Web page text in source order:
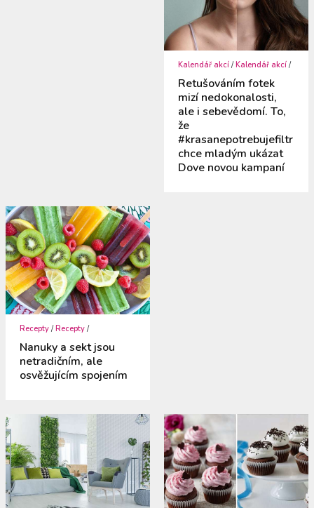
Kalendář akcí / Kalendář akcí /
Retušováním fotek
mizí nedokonalosti,
ale i sebevědomí. To,
že
#krasanepotrebujefiltr
chce mladým ukázat
Dove novou kampaní
Recepty /Recepty /
Nanuky a sekt jsou
netradičním, ale
osvěžujícím spojením